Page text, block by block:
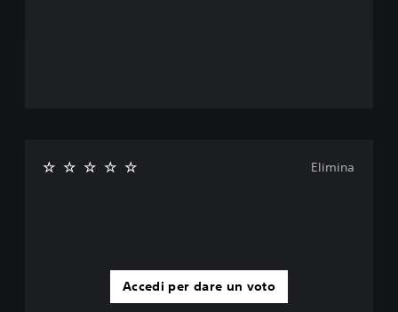
Accedi per dare un voto
Elimina